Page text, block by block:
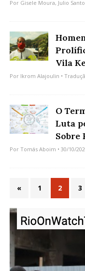
Por Gisele Moura, Julio
Vila
Por Ikrom Alajoulin •
O
Luta
Sobre
Por Tomás Aboim • 30/10/
« 1 2 3